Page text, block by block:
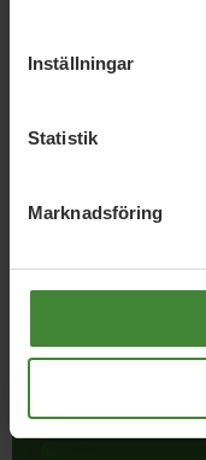
Inställningar
Statistik
Marknadsföring
I september 1981
besluten ska
starkare